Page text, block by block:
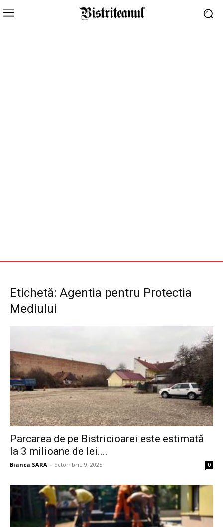
Etichetă: Agentia pentru Protectia
Mediului
Parcarea de pe Bistricioarei este estimată
la 3 milioane de lei....
Bianca SARA - octombrie 9, 2025 0